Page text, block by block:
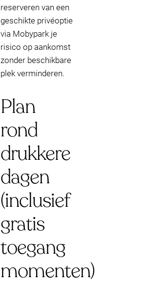
reserveren van een
geschikte privéoptie
via Mobypark je
risico op aankomst
zonder beschikbare
plek verminderen.
Plan
rond
drukkere
dagen
(inclusief
gratis
toegang
momenten)